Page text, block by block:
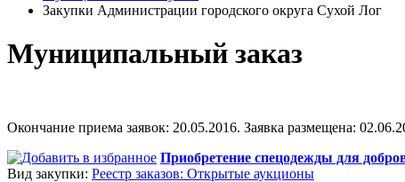
Закупки Администрации городского округа Сухой Лог
Муниципальный заказ
Окончание приема заявок: 20.05.2016. Заявка размещена:
Приобретение спецодежды для
Вид закупки: Реестр заказов: Открытые аукционы